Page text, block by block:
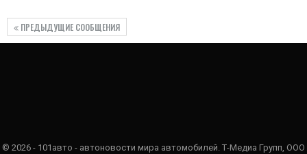
ПРЕДЫДУЩИЕ СООБЩЕНИЯ
© 2026 - 101авто - автоновости мира автомобилей. Т-Медиа Групп, ООО